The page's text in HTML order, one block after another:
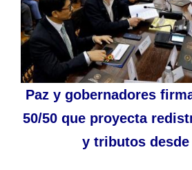
Paz y gobernadores
50/50 que proyecta
y tributos desde